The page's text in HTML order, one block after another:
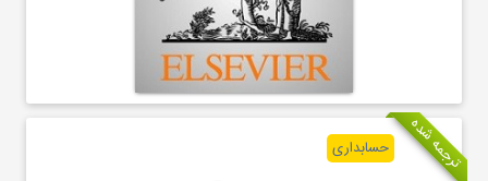
ترجمه شده حسابداری